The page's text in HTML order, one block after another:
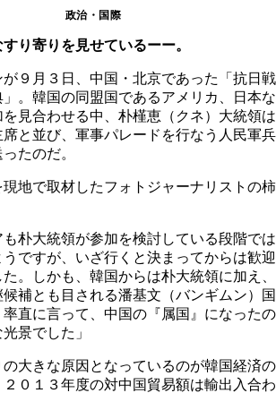
政治・国際
り寄りを見せているーー。
９月３日、中国・北京であった「抗日戦
。韓国の同盟国であるアメリカ、日本な
見合わせる中、朴槿恵（クネ）大統領は
と並び、軍事パレードを行なう人民軍兵
たのだ。
地で取材したフォトジャーナリストの柿
も朴大統領が参加を検討している段階では
ですが、いざ行くと決まってからは歓迎
。しかも、韓国からは朴大統領に加え、
補とも目される潘基文（バンギムン）国
直に言って、中国の『属国』になったの
景でした」
大きな原因となっているのが韓国経済の
０１３年度の対中国貿易額は輸出入合わ